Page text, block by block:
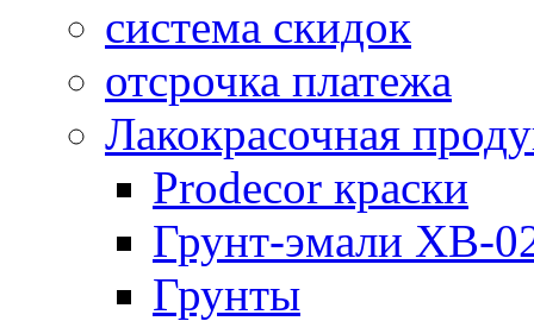
система скидок
отсрочка платежа
Лакокрасочная
Prodecor краски
Грунт-эмали ХВ-
Грунты